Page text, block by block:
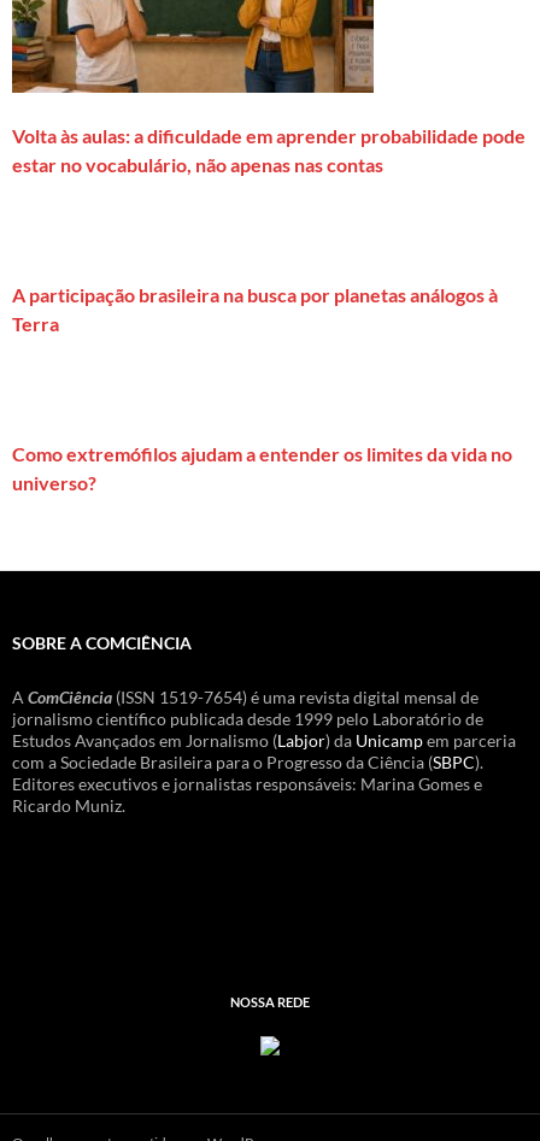
Volta às aulas: a dificuldade em aprender probabilidade pode
estar no vocabulário, não apenas nas contas
A participação brasileira na busca por planetas análogos à
Terra
Como extremófilos ajudam a entender os limites da vida no
universo?
SOBRE A COMCIÊNCIA
A ComCiência (ISSN 1519-7654) é uma revista digital mensal de
jornalismo científico publicada desde 1999 pelo Laboratório de
Estudos Avançados em Jornalismo (Labjor) da Unicampem parceria
com a Sociedade Brasileira para o Progresso da Ciência (SBPC).
Editores executivos e jornalistas responsáveis: Marina Gomes e
Ricardo Muniz.
NOSSA REDE